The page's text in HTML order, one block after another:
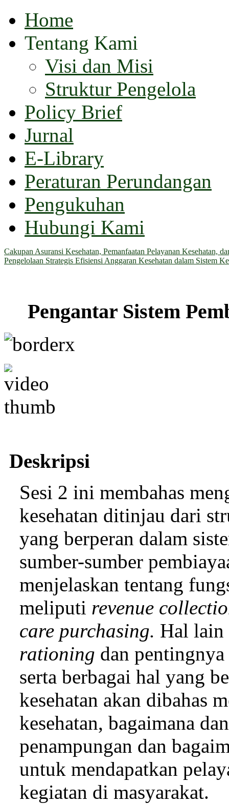
Home
Tentang Kami
Visi dan Misi
Struktur Pengelola
Policy Brief
Jurnal
E-Library
Peraturan Perundangan
Pengukuhan
Hubungi Kami
Cakupan Asuransi Kesehatan, Pemanfaatan Pelayanan Kesehatan,
Pengelolaan Strategis Efisiensi Anggaran Kesehatan dalam Sistem
Pengantar Sistem
Deskripsi
Sesi 2 ini membahas
kesehatan ditinjau dari
yang berperan dalam
sumber-sumber
menjelaskan tentang
meliputi revenue
care purchasing. Hal
rationing dan
serta berbagai hal yang
kesehatan akan dibahas
kesehatan, bagaimana
penampungan dan
untuk mendapatkan
kegiatan di masyarakat.